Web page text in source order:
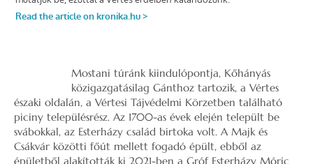
Mostani túránk kiindulópontja, Kőhányás
közigazgatásilag Gánthoz tartozik, a Vértes
északi oldalán, a Vértesi Tájvédelmi Körzetben található
piciny településrész. Az 1700-as évek elején települt be
svábokkal, az Esterházy család birtoka volt. A Majk és
Csákvár közötti főút mellett fogadó épült, ebből az
épületből alakították ki 2021-ben a Gróf Esterházy Móric